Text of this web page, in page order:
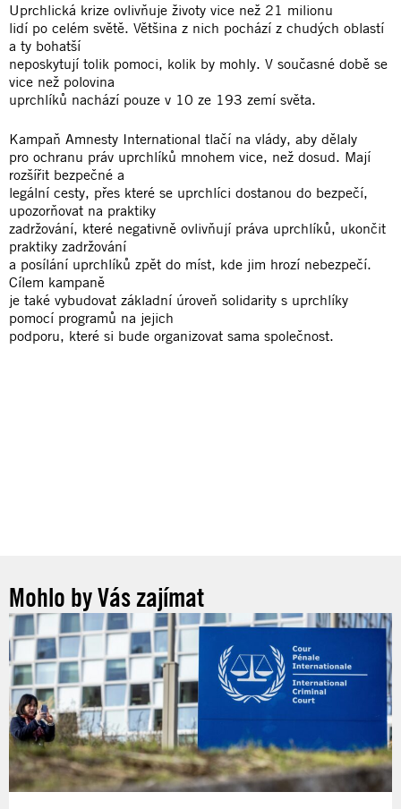
Uprchlická krize ovlivňuje životy vice než 21 milionu
lidí po celém světě. Většina z nich pochází z chudých oblastí
a ty bohatší
neposkytují tolik pomoci, kolik by mohly. V současné době se
vice než polovina
uprchlíků nachází pouze v 10 ze 193 zemí světa.
Kampaň Amnesty International tlačí na vlády, aby dělaly
pro ochranu práv uprchlíků mnohem vice, než dosud. Mají
rozšířit bezpečné a
legální cesty, přes které se uprchlíci dostanou do bezpečí,
upozorňovat na praktiky
zadržování, které negativně ovlivňují práva uprchlíků, ukončit
praktiky zadržování
a posílání uprchlíků zpět do míst, kde jim hrozí nebezpečí.
Cílem kampaně
je také vybudovat základní úroveň solidarity s uprchlíky
pomocí programů na jejich
podporu, které si bude organizovat sama společnost.
Mohlo by Vás zajímat